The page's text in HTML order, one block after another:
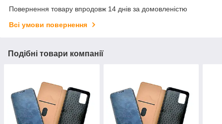
Повернення товару впродовж 14 днів за домовленістю
Всі умови повернення
Подібні товари компанії